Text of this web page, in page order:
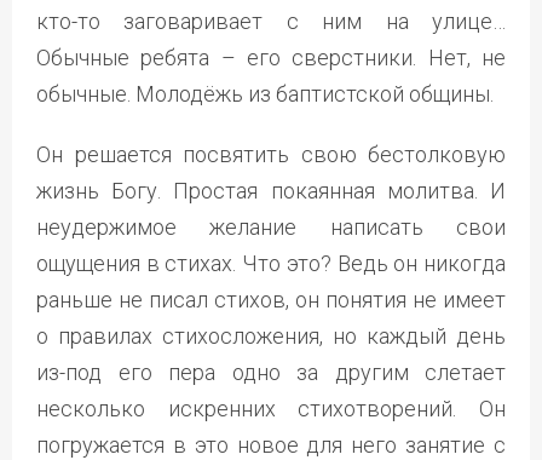
кто-то заговаривает с ним на улице…
Обычные ребята – его сверстники. Нет, не
обычные. Молодёжь из баптистской общины.
Он решается посвятить свою бестолковую
жизнь Богу. Простая покаянная молитва. И
неудержимое желание написать свои
ощущения в стихах. Что это? Ведь он никогда
раньше не писал стихов, он понятия не имеет
о правилах стихосложения, но каждый день
из-под его пера одно за другим слетает
несколько искренних стихотворений. Он
погружается в это новое для него занятие с